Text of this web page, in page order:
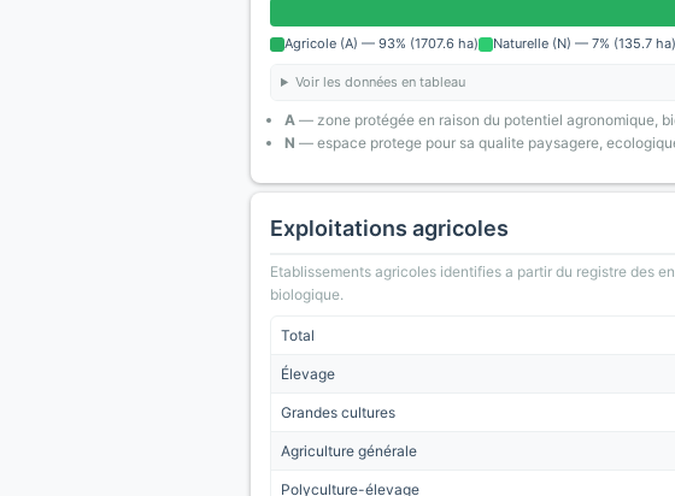
Agricole (A) — 93% (1707.6 ha) Naturelle (N) — 7% (135.7 ha)
Voir les données en tableau
A — zone protégée en raison du potentiel agronomique,
N — espace protege pour sa qualite paysagere,
Exploitations agricoles
Etablissements agricoles identifies a partir du registre des
biologique.
Total
Élevage
Grandes cultures
Agriculture générale
Polyculture-élevage